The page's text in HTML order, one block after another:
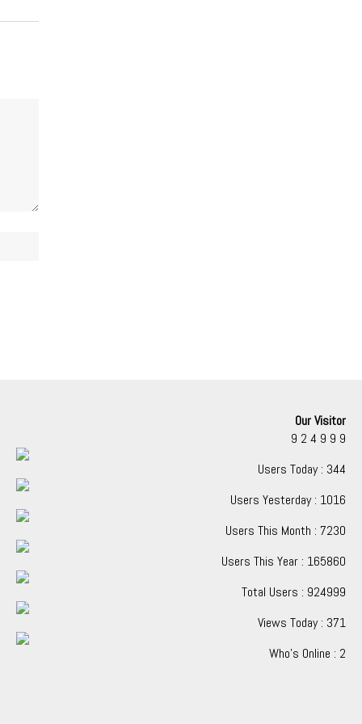
Our Visitor
9 2 4 9 9 9
Users Today : 344
Users Yesterday : 1016
Users This Month : 7230
Users This Year : 165860
Total Users : 924999
Views Today : 371
Who's Online : 2